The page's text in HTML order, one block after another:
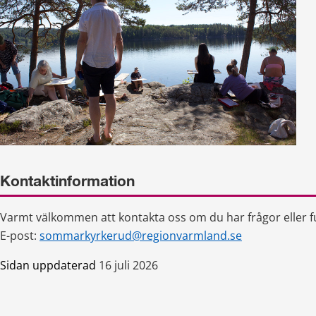
Kontaktinformation
Varmt välkommen att kontakta oss om du har frågor eller
E-post: sommarkyrkerud@regionvarmland.se
Sidan uppdaterad 16 juli 2026